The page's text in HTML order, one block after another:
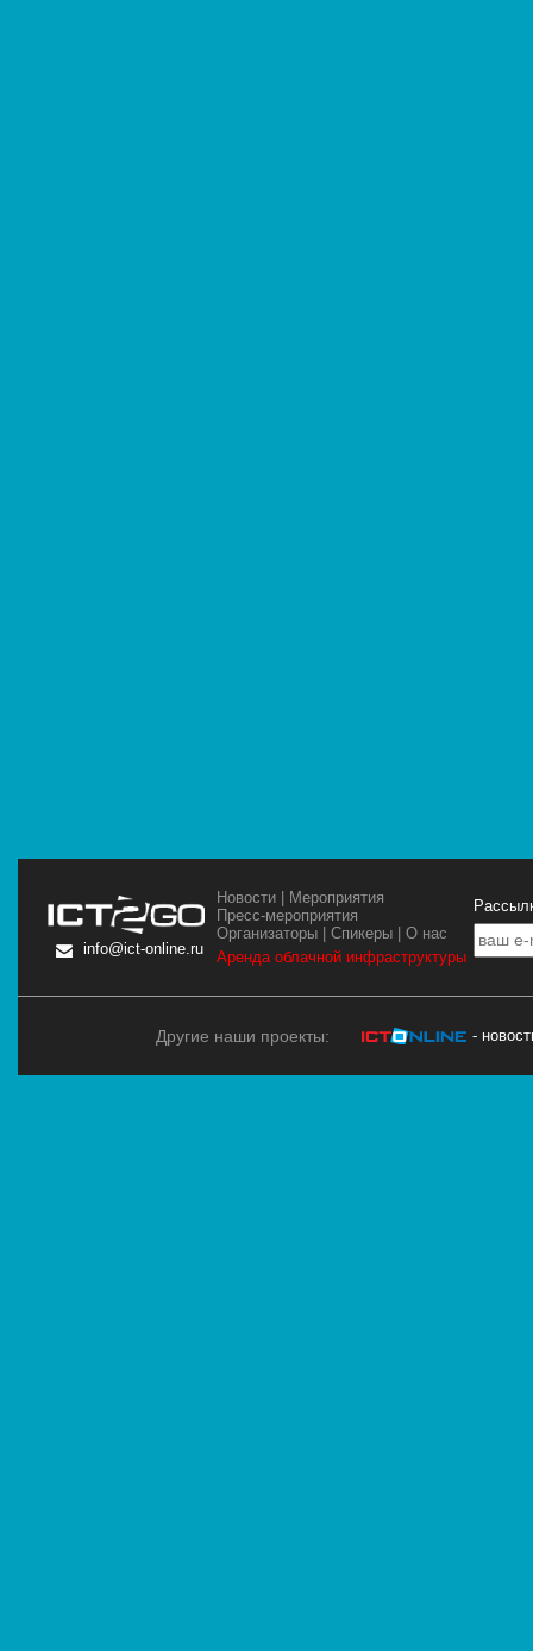
info@ict-online.ru
Новости | Мероприятия
Пресс-мероприятия
Организаторы |Спикеры |О нас
Аренда облачной инфраструктуры
Другие наши проекты: -